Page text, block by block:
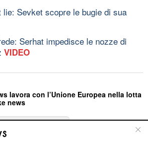
lie: Sevket scopre le bugie di sua
Serhat impedisce le nozze di
VIDEO
lavora con l’Unione Europea nella lotta
news